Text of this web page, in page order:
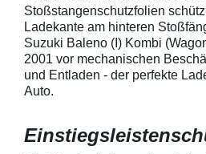
150 µmSchützt den
Lack in der
unschönen Kratzer durch
Fingenägel oder Ringe in
GriffmuldenSpezielle
bestmöglichem Schutz
Stoßstangenschutzfolien
Ladekante am hinteren
Suzuki Baleno (I) Kombi
2001 vor mechanischen
und Entladen - der perfekte
Auto.